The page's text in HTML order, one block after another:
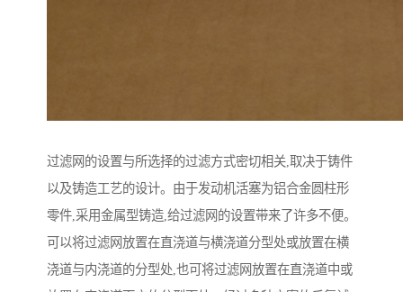
过滤网的设置与所选择的过滤方式密切相关,取决于铸件
以及铸造工艺的设计。由于发动机活塞为铝合金圆柱形
零件,采用金属型铸造,给过滤网的设置带来了许多不便。
可以将过滤网放置在直浇道与横浇道分型处或放置在横
浇道与内浇道的分型处,也可将过滤网放置在直浇道中或